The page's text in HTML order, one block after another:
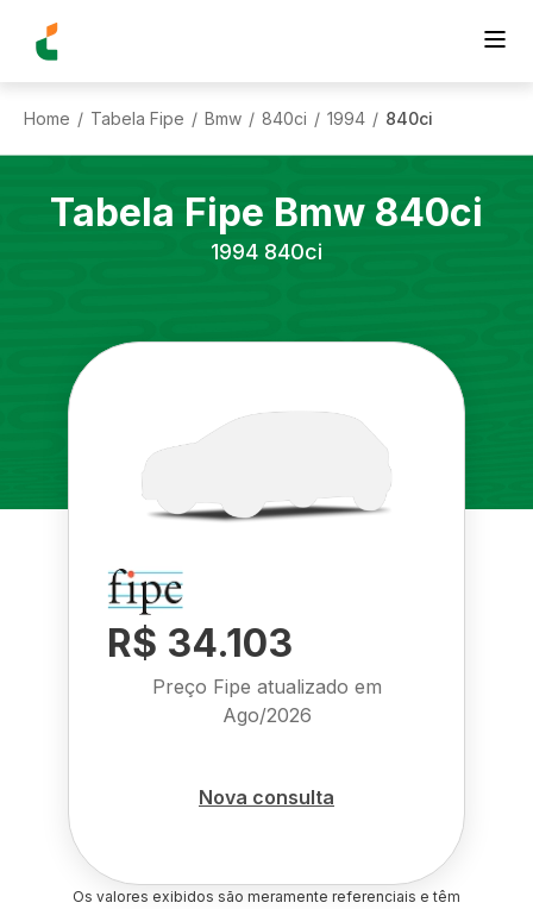
Home / Tabela Fipe / Bmw / 840ci / 1994 / 840ci
Tabela Fipe Bmw 840ci
1994 840ci
R$ 34.103
Preço Fipe atualizado em
Ago/2026
Nova consulta
Os valores exibidos são meramente referenciais e têm